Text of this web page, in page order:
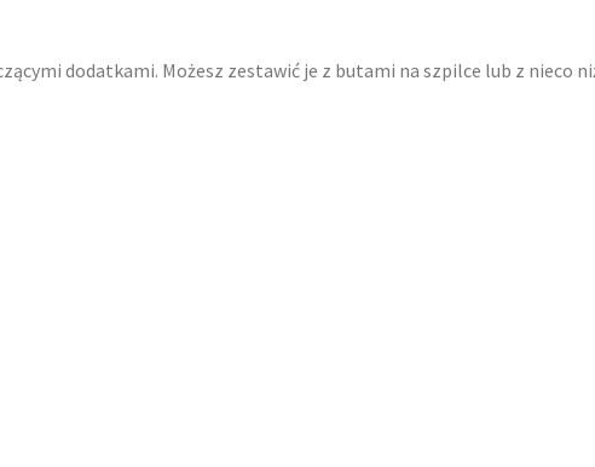
dodatkami. Możesz zestawić je z butami na szpilce lub z nieco